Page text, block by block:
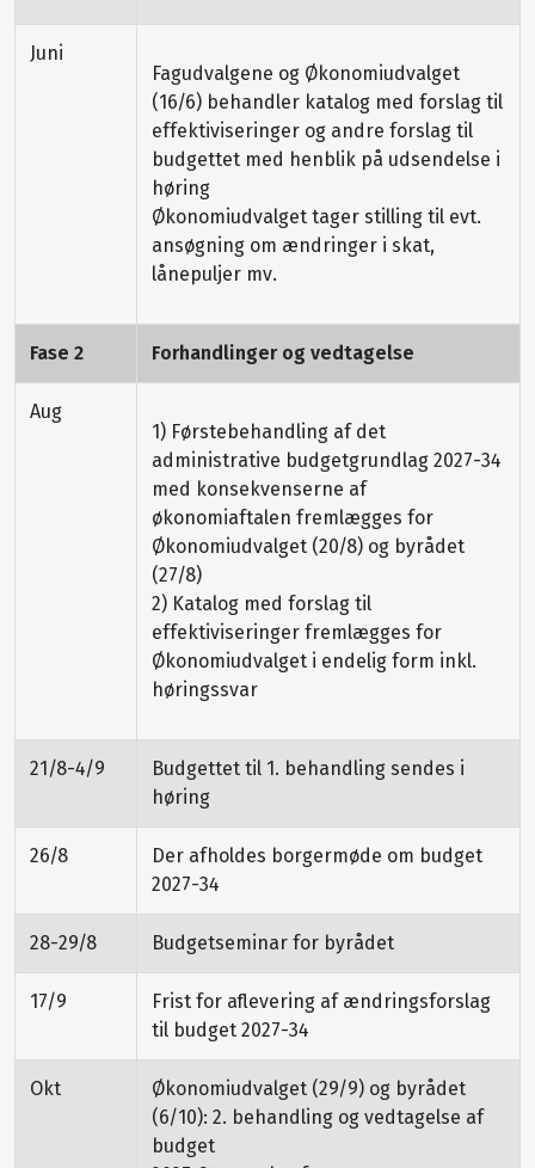
Juni
Fagudvalgene og Økonomiudvalget
(16/6) behandler katalog med forslag til
effektiviseringer og andre forslag til
budgettet med henblik på udsendelse i
høring
Økonomiudvalget tager stilling til evt.
ansøgning om ændringer i skat,
lånepuljer mv.
Fase 2 Forhandlinger og vedtagelse
Aug
1) Førstebehandling af det
administrative budgetgrundlag 2027-34
med konsekvenserne af
økonomiaftalen fremlægges for
Økonomiudvalget (20/8) og byrådet
(27/8)
2) Katalog med forslag til
effektiviseringer fremlægges for
Økonomiudvalget i endelig form inkl.
høringssvar
21/8-4/9
Budgettet til 1. behandling sendes i
høring
26/8
Der afholdes borgermøde om budget
2027-34
28-29/8 Budgetseminar for byrådet
17/9
Frist for aflevering af ændringsforslag
til budget 2027-34
Okt
Økonomiudvalget (29/9) og byrådet
(6/10): 2. behandling og vedtagelse af
budget